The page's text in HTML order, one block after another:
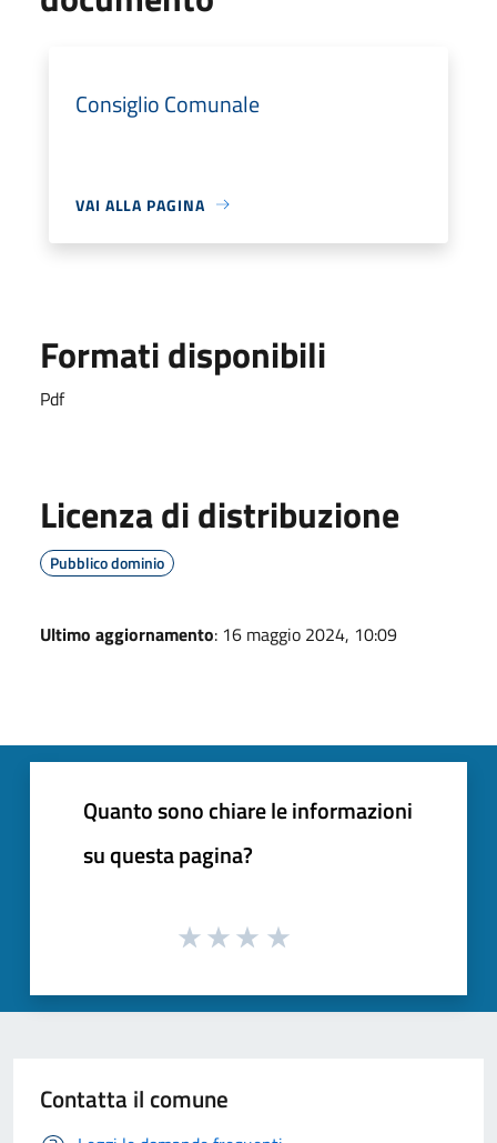
Consiglio Comunale
VAI ALLA PAGINA
Formati disponibili
Pdf
Licenza di distribuzione
Pubblico dominio
Ultimo aggiornamento: 16 maggio 2024, 10:09
Quanto sono chiare le informazioni
su questa pagina?
Contatta il comune